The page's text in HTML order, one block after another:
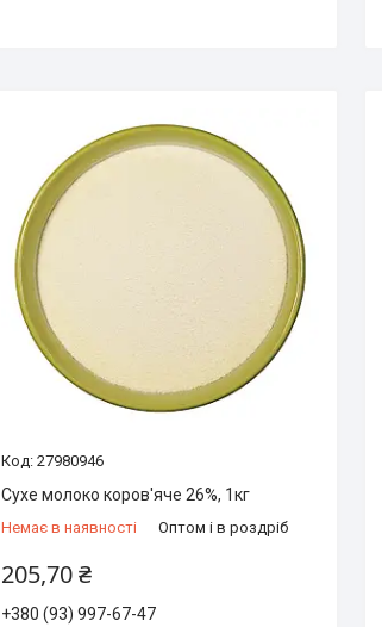
27980946
Сухе молоко коров'яче 26%, 1кг
Немає в наявності Оптом і в роздріб
205,70 ₴
+380 (93) 997-67-47